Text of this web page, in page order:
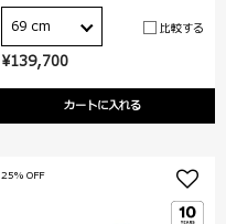
¥139,700
カートに入れる
69 cm 比較する
25% OFF